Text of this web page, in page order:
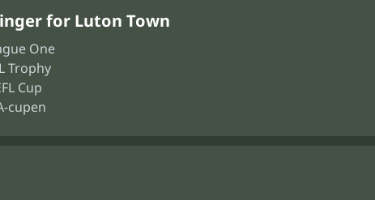
for Luton Town
One
Trophy
Cup
cupen